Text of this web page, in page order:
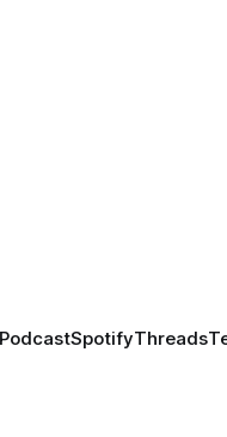
SpotifyThreads